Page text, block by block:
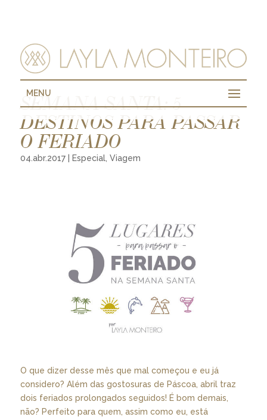
MENU
SEMANA SANTA: 5
DESTINOS PARA PASSAR
O FERIADO
04.abr.2017| Especial, Viagem
O que dizer desse mês que mal começou e eu já
considero? Além das gostosuras de Páscoa, abril traz
dois feriados prolongados seguidos! É bom demais,
não? Perfeito para quem, assim como eu, está